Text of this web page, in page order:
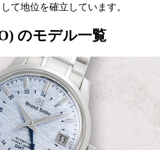
て地位を確立しています。
のモデル一覧